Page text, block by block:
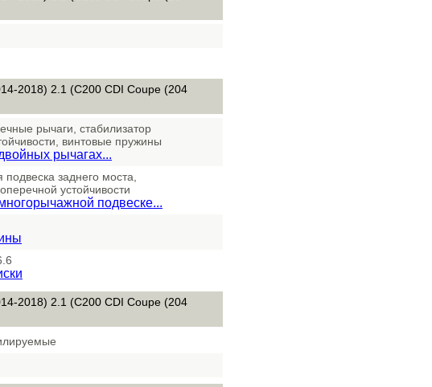
2018) 2.1 (C200 CDI Coupe (204
рычаги, стабилизатор
винтовые пружины
рычагах...
заднего моста,
устойчивости
подвеске...
2018) 2.1 (C200 CDI Coupe (204